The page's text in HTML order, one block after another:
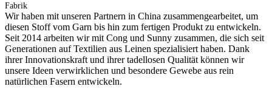
Fabrik
Wir haben mit unseren Partnern in China zusammengearbeitet, um
diesen Stoff vom Garn bis hin zum fertigen Produkt zu entwickeln.
Seit 2014 arbeiten wir mit Cong und Sunny zusammen, die sich seit
Generationen auf Textilien aus Leinen spezialisiert haben. Dank
ihrer Innovationskraft und ihrer tadellosen Qualität können wir
unsere Ideen verwirklichen und besondere Gewebe aus rein
natürlichen Fasern entwickeln.